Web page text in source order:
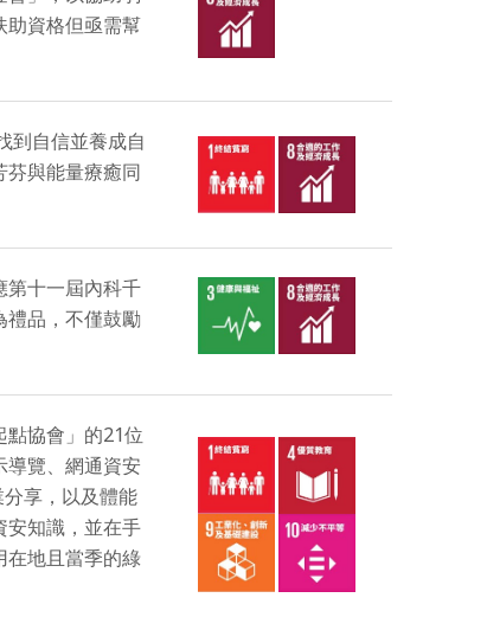
助資格但亟需幫
到自信並養成自
芬與能量療癒同
第十一屆內科千
禮品，不僅鼓勵
點協會」的21位
導覽、網通資安
享，以及體能
安知識，並在手
在地且當季的綠